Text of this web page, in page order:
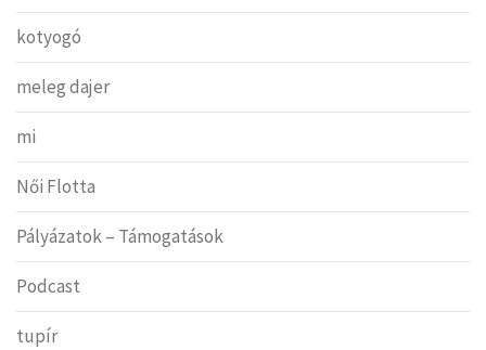
kotyogó
meleg dajer
mi
Női Flotta
Pályázatok – Támogatások
Podcast
tupír